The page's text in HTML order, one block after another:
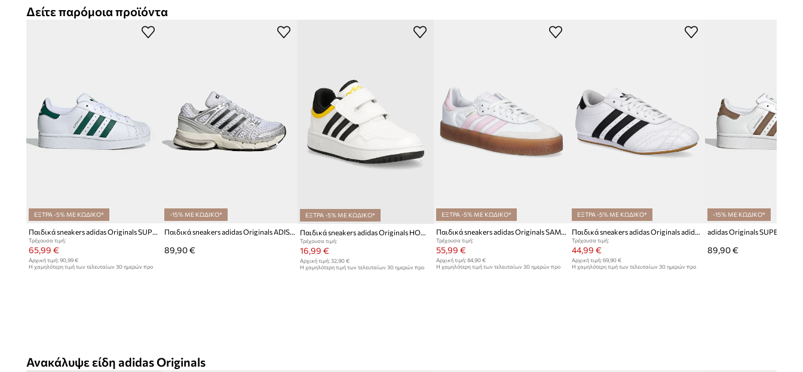
- Στρογγυλή, μαλακή μύτη.
- Το μήκος του ένθετου είναι: 22 cm.
- Διαστάσεις αναφερόμενες για το μέγεθος: 35.5.
ID προϊόντος
Δείτε παρόμοια προϊόντα
ΕΞΤΡΑ -5% ΜΕ ΚΩΔΙΚΟ*
Τρέχουσα τιμή:
65,99 €
Αρχική τιμή: 90,99 €
Η χαμηλότερη τιμή των τελευταίων 30 ημερών προ
-15% ΜΕ ΚΩΔΙΚΟ*
89,90 €
ΕΞΤΡΑ -5% ΜΕ ΚΩΔΙΚΟ*
Παιδικά sneakers adidas Originals HOOPS 3.0 CF
Τρέχουσα τιμή:
16,99 €
Αρχική τιμή: 32,90 €
Η χαμηλότερη τιμή των τελευταίων 30 ημερών προ
ΕΞΤΡΑ -5% ΜΕ ΚΩΔΙΚΟ*
Παιδικά sneakers adidas Originals SAMBAE
Τρέχουσα τιμή:
55,99 €
Αρχική τιμή: 84,90 €
Η χαμηλότερη τιμή των τελευταίων 30 ημερών προ
ΕΞΤΡΑ -5% ΜΕ ΚΩΔΙΚΟ*
Τρέχουσα τιμή:
44,99 €
Αρχική τιμή:69,90 €
Η χαμηλότερη τιμή των τελευταίων 30 ημερών προ
-15% ΜΕ ΚΩΔΙΚΟ*
89,90 €
Ανακάλυψε είδη adidas Originals